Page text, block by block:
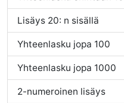
Lisäys 20: n sisällä
Yhteenlasku jopa 100
Yhteenlasku jopa 1000
2-numeroinen lisäys